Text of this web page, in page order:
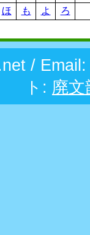
ほ も よ ろ
/
ト: 廃文